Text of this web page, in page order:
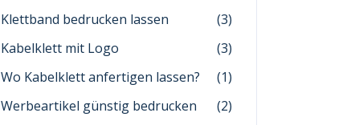
Klettband bedrucken lassen
(3)
Kabelklett mit Logo
(3)
Wo Kabelklett anfertigen lassen?
(1)
Werbeartikel günstig bedrucken
(2)